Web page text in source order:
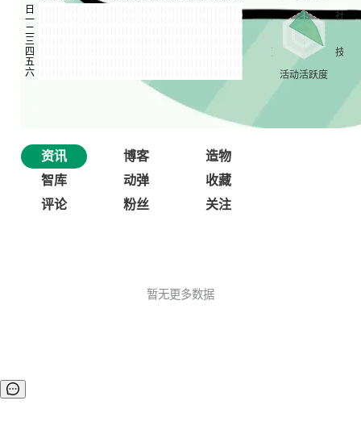
资讯 博客
造物
智库
动弹
收藏
评论
粉丝 关注
暂无更多数据